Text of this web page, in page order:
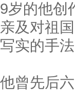
9岁的他创
亲及对祖
写实的手
他曾先后